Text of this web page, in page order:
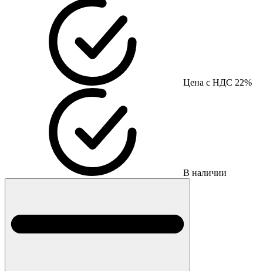
Цена с НДС 22%
В наличии